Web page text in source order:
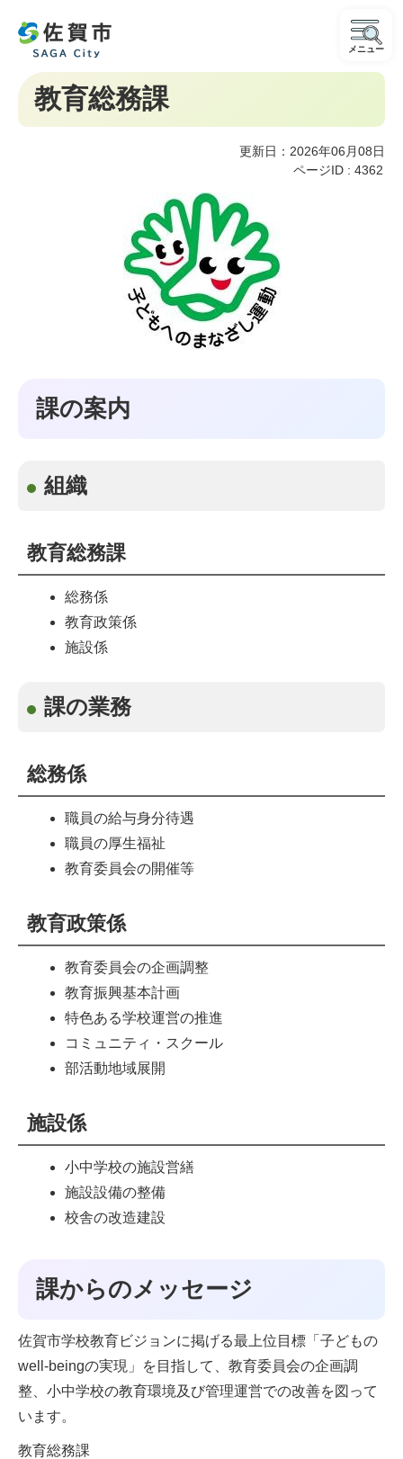
メニュー
教育総務課
更新日：2026年06月08日
ページID : 4362
課の案内
組織
教育総務課
総務係
教育政策係
施設係
課の業務
総務係
職員の給与身分待遇
職員の厚生福祉
教育委員会の開催等
教育政策係
教育委員会の企画調整
教育振興基本計画
特色ある学校運営の推進
コミュニティ・スクール
部活動地域展開
施設係
小中学校の施設営繕
施設設備の整備
校舎の改造建設
課からのメッセージ
佐賀市学校教育ビジョンに掲げる最上位目標「子どもの
well-beingの実現」を目指して、教育委員会の企画調
整、小中学校の教育環境及び管理運営での改善を図って
います。
教育総務課